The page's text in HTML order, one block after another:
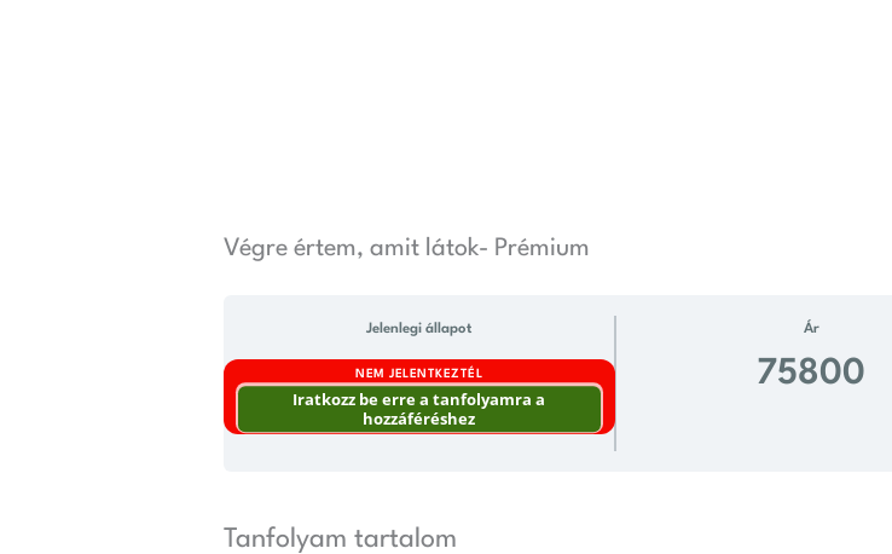
Végre értem, amit látok- Prémium
Jelenlegi állapot
NEM JELENTKEZTÉL
Iratkozz be erre a tanfolyamra a
hozzáféréshez
Ár
75800
Tanfolyam tartalom